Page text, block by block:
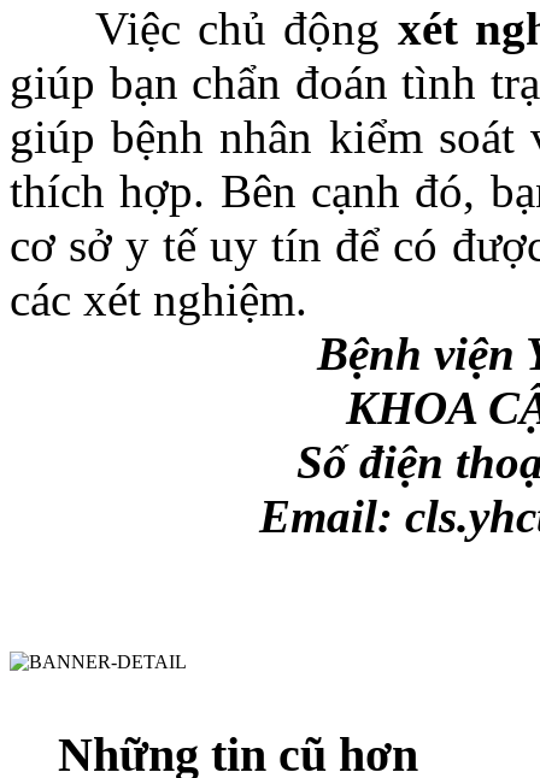
Việc chủ động xét
giúp bạn chẩn đoán tình
giúp bệnh nhân kiểm
thích hợp. Bên cạnh đó,
cơ sở y tế uy tín để có
các xét nghiệm.
Bệnh viện
KHOA
Số điện
Email:
Những tin cũ hơn